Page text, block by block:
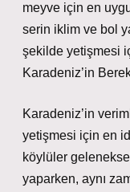
meyve için en
serin iklim ve bol
şekilde yetişmesi
Karadeniz’in
Karadeniz’in
yetişmesi için en
köylüler
yaparken, aynı